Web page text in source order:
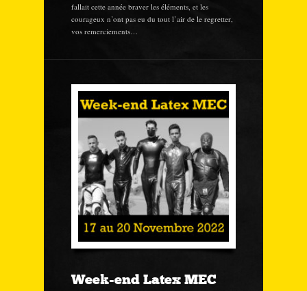
fallait cette année braver les éléments, et les
courageux n’ont pas eu du tout l’air de le regretter,
vos remerciements…
Week-end Latex MEC